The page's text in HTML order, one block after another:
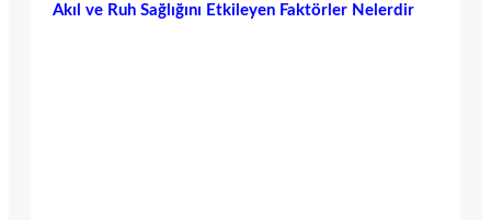
Akıl ve Ruh Sağlığını Etkileyen Faktörler Nelerdir